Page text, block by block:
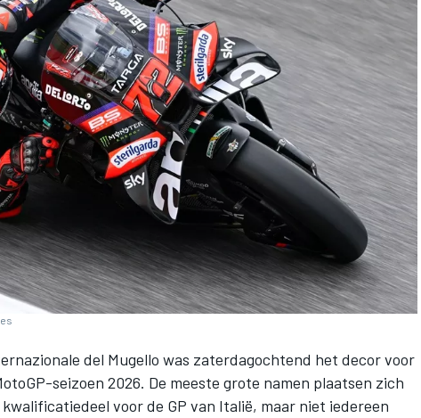
del Mugello was zaterdagochtend het decor voor
seizoen 2026. De meeste grote namen plaatsen zich
voor de GP van Italië, maar niet iedereen